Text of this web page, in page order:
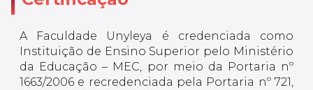
A Faculdade Unyleya é credenciada como
Instituição de Ensino Superior pelo Ministério
da Educação – MEC, por meio da Portaria nº
1663/2006 e recredenciada pela Portaria nº 721,